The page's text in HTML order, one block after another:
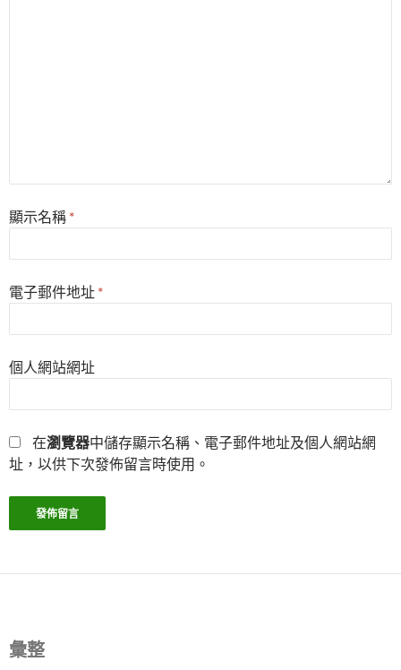
顯示名稱 *
電子郵件地址 *
個人網站網址
在瀏覽器中儲存顯示名稱、電子郵件地址及個人網站網
址，以供下次發佈留言時使用。
彙整